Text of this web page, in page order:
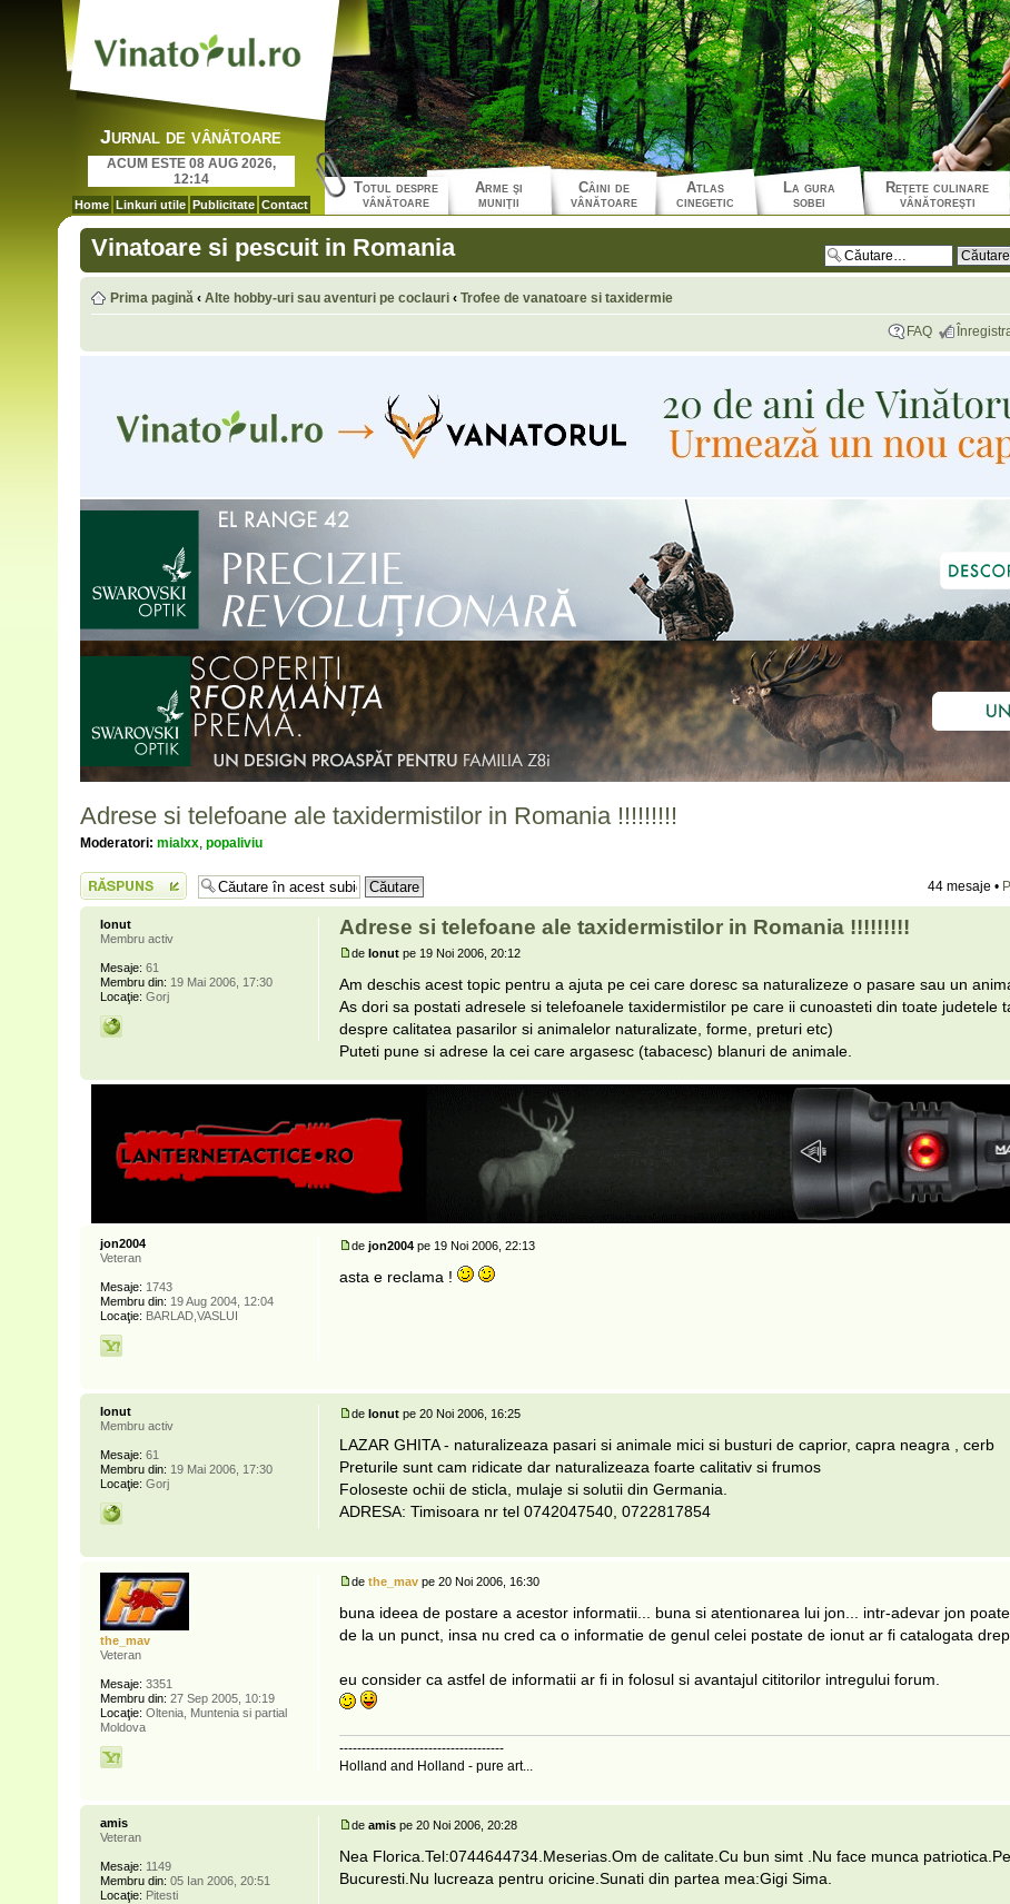
Jurnal de vânătoare
ACUM ESTE 08 AUG 2026,
12:14
Home Linkuri utile Publicitate Contact
Totul despre
vânătoare
Arme şi
muniţii
Câini de
vânătoare
Atlas
cinegetic
La gura
sobei
Reţete culinare
vânătoreşti
Vinatoare si pescuit in Romania
Prima pagină ‹ Alte hobby-uri sau aventuri pe coclauri ‹ Trofee de vanatoare si taxidermie
FAQ
Adrese si telefoane ale taxidermistilor in Romania !!!!!!!!!
Moderatori: mialxx, popaliviu
Scrie un răspuns 44 mesaje •
Adrese si telefoane ale taxidermistilor in Romania !!!!!!!!!
de Ionutpe 19 Noi 2006, 20:12
Am deschis acest topic pentru a ajuta pe cei care doresc sa naturalizeze o pasare sau un
As dori sa postati adresele si telefoanele taxidermistilor pe care ii cunoasteti din toate judetele
despre calitatea pasarilor si animalelor naturalizate, forme, preturi etc)
Puteti pune si adrese la cei care argasesc (tabacesc) blanuri de animale.
Ionut
Membru activ
Mesaje: 61
Membru din: 19 Mai 2006, 17:30
Locaţie: Gorj
de jon2004pe 19 Noi 2006, 22:13
asta e reclama !
jon2004
Veteran
Mesaje: 1743
Membru din: 19 Aug 2004, 12:04
Locaţie: BARLAD,VASLUI
de Ionutpe 20 Noi 2006, 16:25
LAZAR GHITA - naturalizeaza pasari si animale mici si busturi de caprior, capra neagra , cerb
Preturile sunt cam ridicate dar naturalizeaza foarte calitativ si frumos
Foloseste ochii de sticla, mulaje si solutii din Germania.
ADRESA: Timisoara nr tel 0742047540, 0722817854
Ionut
Membru activ
Mesaje: 61
Membru din: 19 Mai 2006, 17:30
Locaţie: Gorj
de the_mavpe 20 Noi 2006, 16:30
buna ideea de postare a acestor informatii... buna si atentionarea lui jon... intr-adevar jon
de la un punct, insa nu cred ca o informatie de genul celei postate de ionut ar fi catalogata
eu consider ca astfel de informatii ar fi in folosul si avantajul cititorilor intregului forum.
-------------------------------------
Holland and Holland - pure art...
the_mav
Veteran
Mesaje: 3351
Membru din: 27 Sep 2005, 10:19
Locaţie: Oltenia, Muntenia si partial
Moldova
de amispe 20 Noi 2006, 20:28
Nea Florica.Tel:0744644734.Meserias.Om de calitate.Cu bun simt .Nu face munca
Bucuresti.Nu lucreaza pentru oricine.Sunati din partea mea:Gigi Sima.
amis
Veteran
Mesaje: 1149
Membru din: 05 Ian 2006, 20:51
Locaţie: Pitesti